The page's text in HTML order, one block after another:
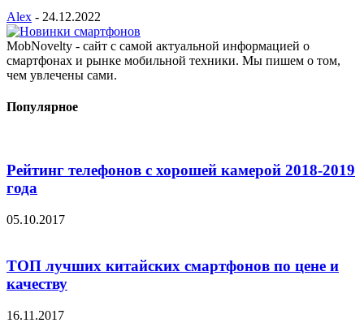
Alex - 24.12.2022
MobNovelty - сайт с самой актуальной информацией о
смартфонах и рынке мобильной техники. Мы пишем о том,
чем увлечены сами.
Популярное
Рейтинг телефонов с хорошей камерой 2018-2019
года
05.10.2017
ТОП лучших китайских смартфонов по цене и
качеству
16.11.2017